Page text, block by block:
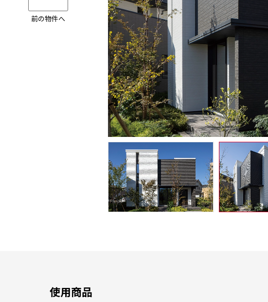
前の物件へ
使用商品